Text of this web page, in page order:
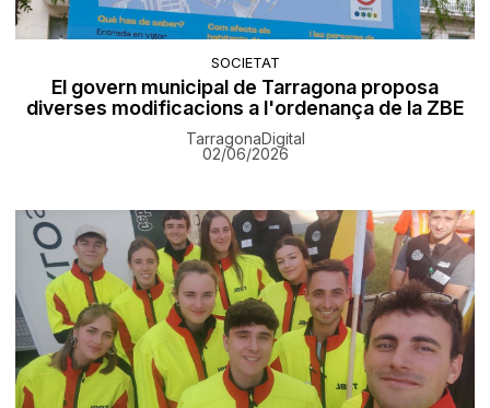
SOCIETAT
El govern municipal de Tarragona proposa
diverses modificacions a l'ordenança de la ZBE
TarragonaDigital
02/06/2026